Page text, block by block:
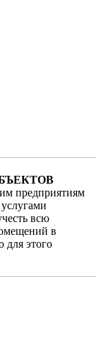
предприятиям
всю
в
для этого